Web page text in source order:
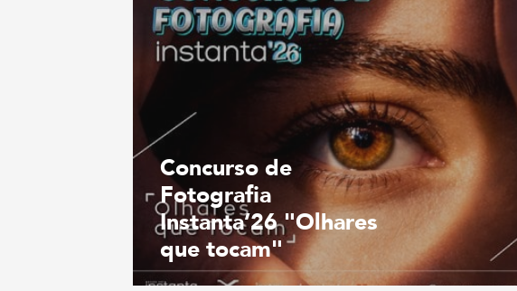
Concurso de
Fotografia
Instanta’26 "Olhares
que tocam"